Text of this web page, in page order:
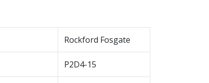
Rockford Fosgate
P2D4-15